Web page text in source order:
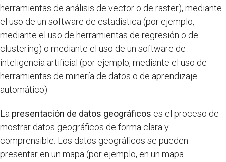
herramientas de análisis de vector o de raster), mediante
el uso de un software de estadística (por ejemplo,
mediante el uso de herramientas de regresión o de
clustering) o mediante el uso de un software de
inteligencia artificial (por ejemplo, mediante el uso de
herramientas de minería de datos o de aprendizaje
automático).
La presentación de datos geográficos es el proceso de
mostrar datos geográficos de forma clara y
comprensible. Los datos geográficos se pueden
presentar en un mapa (por ejemplo, en un mapa